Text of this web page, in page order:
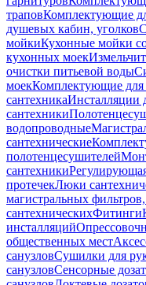
траповКомплектующие
душевых кабин, уголков
мойкиКухонные мойки
кухонных моек
очистки питьевой воды
моекКомплектующие
сантехникаИнсталляции
сантехники
водопроводные
сантехнические
полотенцесушителей
сантехники
протечекЛюки
магистральных
сантехническихФитинги
инсталляций
общественных мест
санузловСушилки для
санузловСенсорные